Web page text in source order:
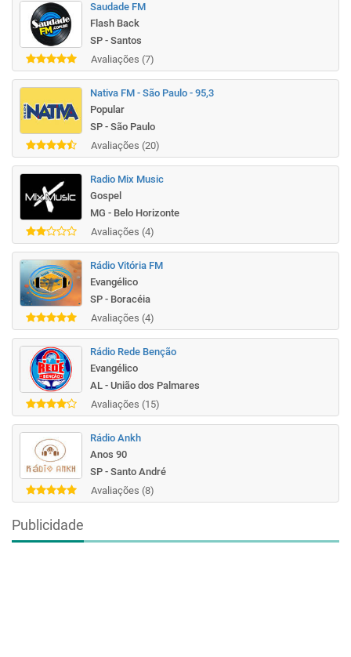
Saudade FM
Flash Back
SP - Santos
Avaliações (7)
Nativa FM - São Paulo - 95,3
Popular
SP - São Paulo
Avaliações (20)
Radio Mix Music
Gospel
MG - Belo Horizonte
Avaliações (4)
Rádio Vitória FM
Evangélico
SP - Boracéia
Avaliações (4)
Rádio Rede Benção
Evangélico
AL - União dos Palmares
Avaliações (15)
Rádio Ankh
Anos 90
SP - Santo André
Avaliações (8)
Publicidade